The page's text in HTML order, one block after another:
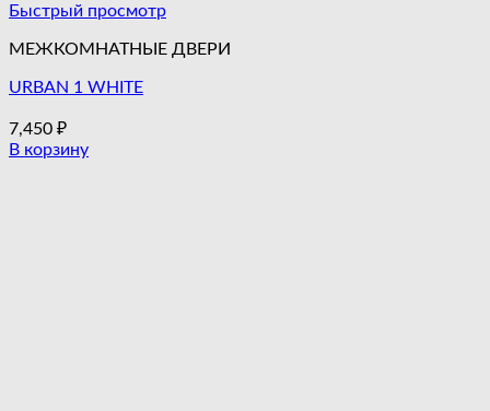
Быстрый просмотр
МЕЖКОМНАТНЫЕ ДВЕРИ
URBAN 1 WHITE
7,450 ₽
В корзину